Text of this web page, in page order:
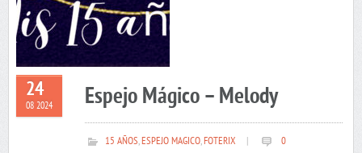
24
08 2024 Espejo Mágico – Melody
15 AÑOS,ESPEJO MAGICO,FOTERIX 0